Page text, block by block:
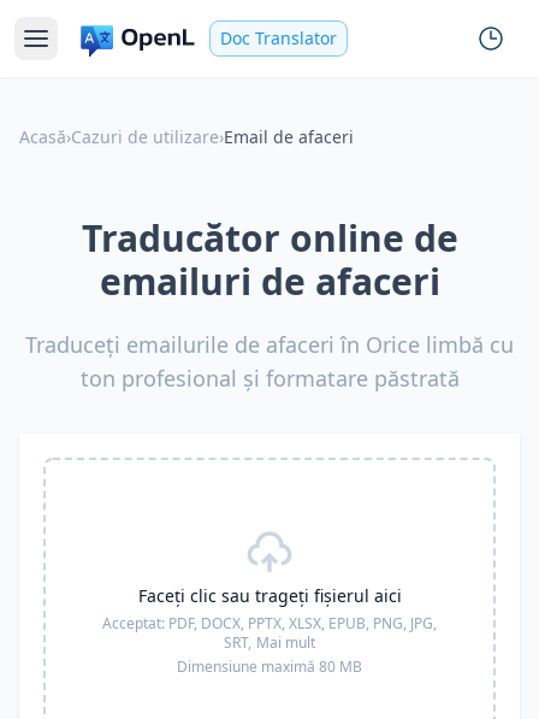
Doc Translator
Acasă›Cazuri de utilizare›Email de afaceri
Traducător online de
emailuri de afaceri
Traduceți emailurile de afaceri în Orice limbă cu
ton profesional și formatare păstrată
Faceți clic sau trageți fișierul aici
Acceptat: PDF, DOCX, PPTX, XLSX, EPUB, PNG, JPG,
SRT, Mai mult
Dimensiune maximă 80 MB